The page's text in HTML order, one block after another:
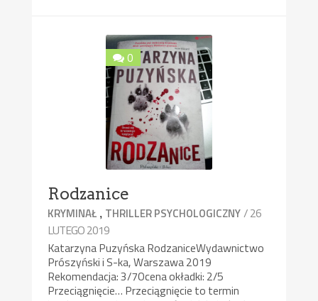
0
Rodzanice
KRYMINAŁ , THRILLER PSYCHOLOGICZNY/ 26
LUTEGO 2019
Katarzyna Puzyńska RodzaniceWydawnictwo
Prószyński i S-ka, Warszawa 2019
Rekomendacja: 3/7Ocena okładki: 2/5
Przeciągnięcie… Przeciągnięcie to termin